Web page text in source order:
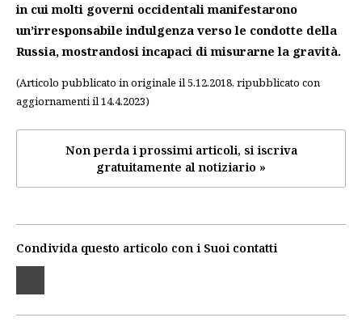
in cui molti governi occidentali manifestarono
un’irresponsabile indulgenza verso le condotte della
Russia, mostrandosi incapaci di misurarne la gravità.
(Articolo pubblicato in originale il 5.12.2018, ripubblicato con
aggiornamenti il 14.4.2023)
Non perda i prossimi articoli, si iscriva
gratuitamente al notiziario »
Condivida questo articolo con i Suoi contatti